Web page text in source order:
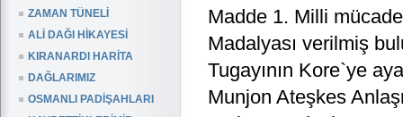
ZAMAN TÜNELİ
ALİ DAĞI HİKAYESİ
KIRANARDI HARİTA
DAĞLARIMIZ
OSMANLI PADİŞAHLARI
Madde 1. Milli
Madalyası verilmiş
Tugayının Kore`ye
Munjon Ateşkes